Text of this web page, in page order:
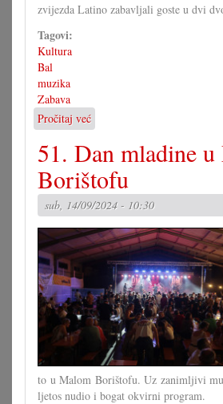
zvijezda Latino zabavljali goste u dvi
Tagovi:
Kultura
Bal
muzika
Zabava
Pročitaj već
Prvi
hrvatski
bal
u
novom
ljetu
51. Dan mladine
Borištofu
sub, 14/09/2024 - 10:30
to u Malom Borištofu. Uz zanimljivi
ljetos nudio i bogat okvirni program.